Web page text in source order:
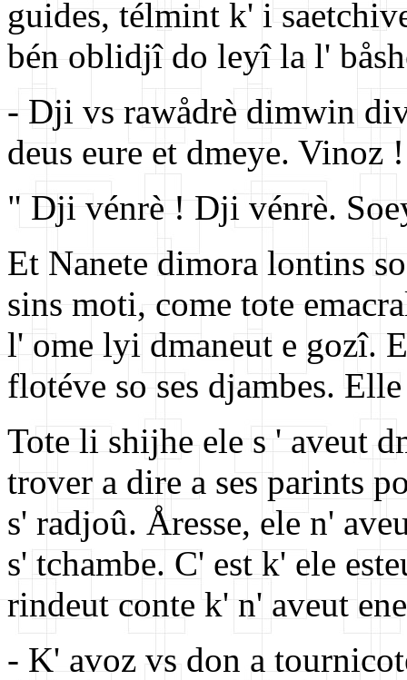
guides, télmint k' i
bén oblidjî do leyî la l'
- Dji vs rawådrè dimwin
deus eure et dmeye. Vinoz
" Dji vénrè ! Dji vénrè.
Et Nanete dimora lontins
sins moti, come tote
l' ome lyi dmaneut e gozî.
flotéve so ses djambes.
Tote li shijhe ele s ' aveut
trover a dire a ses parints
s' radjoû. Åresse, ele n'
s' tchambe. C' est k' ele
rindeut conte k' n' aveut
- K' avoz vs don a